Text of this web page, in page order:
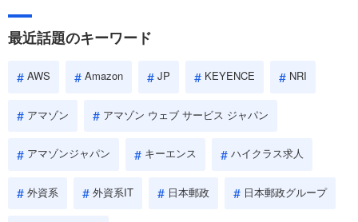
しょう。
最近話題のキーワード
AWS Amazon JP KEYENCE NRI
アマゾン アマゾン ウェブ サービス ジャパン
アマゾンジャパン キーエンス ハイクラス求人
外資系 外資系IT 日本郵政 日本郵政グループ